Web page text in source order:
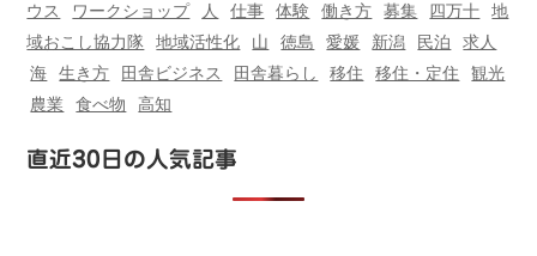
ウス
ワークショップ 人 仕事 体験 働き方 募集 四万十
地
域おこし協力隊
地域活性化 山 徳島 愛媛 新潟 民泊
求人
海
生き方 田舎ビジネス 田舎暮らし 移住 移住・定住
観光
農業
食べ物 高知
直近30日の人気記事